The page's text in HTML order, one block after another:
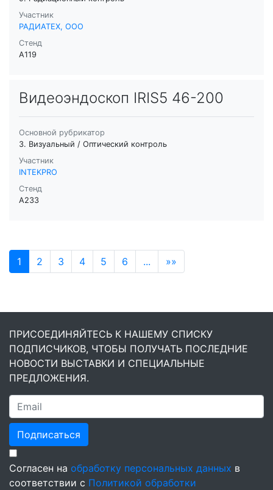
Участник
РАДИАТЕХ, ООО
Стенд
A119
Видеоэндоскоп IRIS5 46-200
Основной рубрикатор
3. Визуальный / Оптический контроль
Участник
INTEKPRO
Стенд
A233
1 2 3 4 5 6 ... »»
ПРИСОЕДИНЯЙТЕСЬ К НАШЕМУ СПИСКУ
ПОДПИСЧИКОВ, ЧТОБЫ ПОЛУЧАТЬ ПОСЛЕДНИЕ
НОВОСТИ ВЫСТАВКИ И СПЕЦИАЛЬНЫЕ
ПРЕДЛОЖЕНИЯ.
Подписаться
Согласен на обработку персональных данных в
соответствии с Политикой обработки